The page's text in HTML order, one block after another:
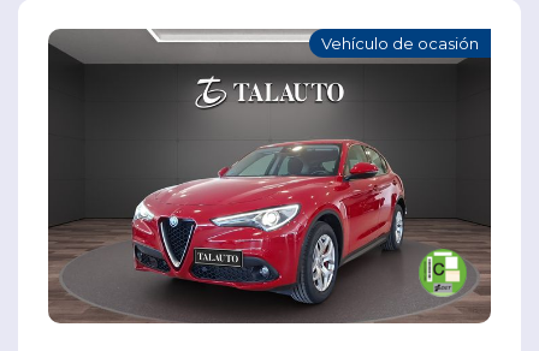
Vehículo de ocasión